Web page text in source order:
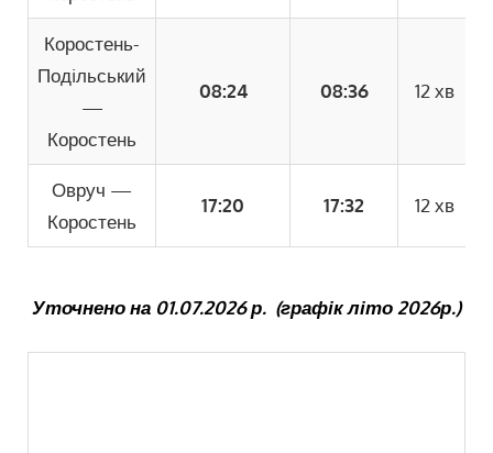
Коростень-
Подiльський
—
Коростень
08:24 08:36 12 хв
Овруч —
Коростень
17:20 17:32 12 хв
Уточнено на 01.07.2026 р. (графік літо 2026р.)